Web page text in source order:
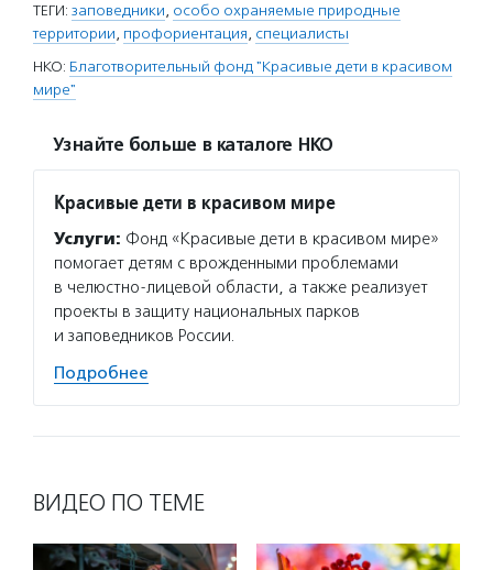
ТЕГИ: заповедники, особо охраняемые природные
территории, профориентация, специалисты
НКО: Благотворительный фонд "Красивые дети в красивом
мире"
Узнайте больше в каталоге НКО
Красивые дети в красивом мире
Услуги: Фонд «Красивые дети в красивом мире»
помогает детям с врожденными проблемами
в челюстно-лицевой области, а также реализует
проекты в защиту национальных парков
и заповедников России.
Подробнее
ВИДЕО ПО ТЕМЕ